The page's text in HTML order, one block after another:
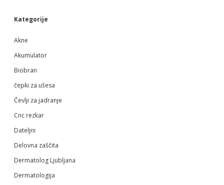
Sidebar
Kategorije
Akne
Akumulator
Biobran
čepki za ušesa
Čevlji za jadranje
Cnc rezkar
Dateljni
Delovna zaščita
Dermatolog Ljubljana
Dermatologija